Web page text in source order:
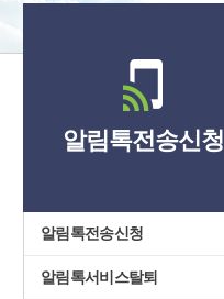
알림톡전송신청
알림톡전송신청
알림톡서비스탈퇴